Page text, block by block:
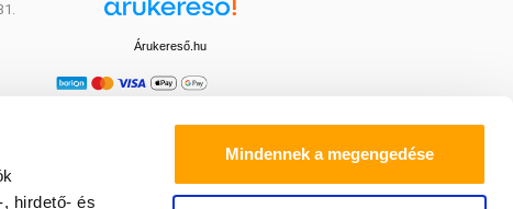
hirdető- és
Mindennek a megengedése
Árukereső.hu